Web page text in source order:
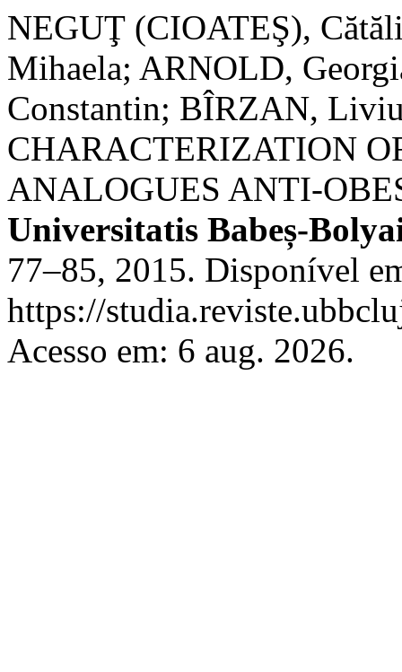
NEGUŢ (CIOATEŞ),
Mihaela; ARNOLD,
Constantin; BÎRZAN,
CHARACTERIZATION
ANALOGUES ANTI-
Universitatis Babeș-
77–85, 2015. Disponível
https://
Acesso em: 6 aug. 2026.